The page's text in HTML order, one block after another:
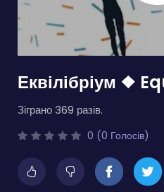
Еквілібріум ❖
Зіграно 369 разів.
0 (0 Голосів)